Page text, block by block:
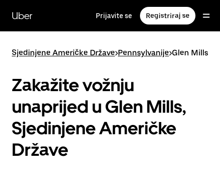
glavni
sadržaj
Uber Prijavite se Registriraj se
Sjedinjene Američke Države>Pennsylvanije>Glen Mills
Zakažite vožnju
unaprijed u Glen Mills,
Sjedinjene Američke
Države